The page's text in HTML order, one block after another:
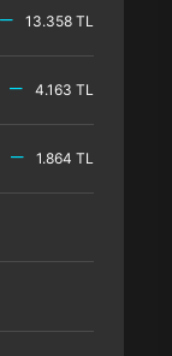
13.358 TL
4.163 TL
1.864 TL